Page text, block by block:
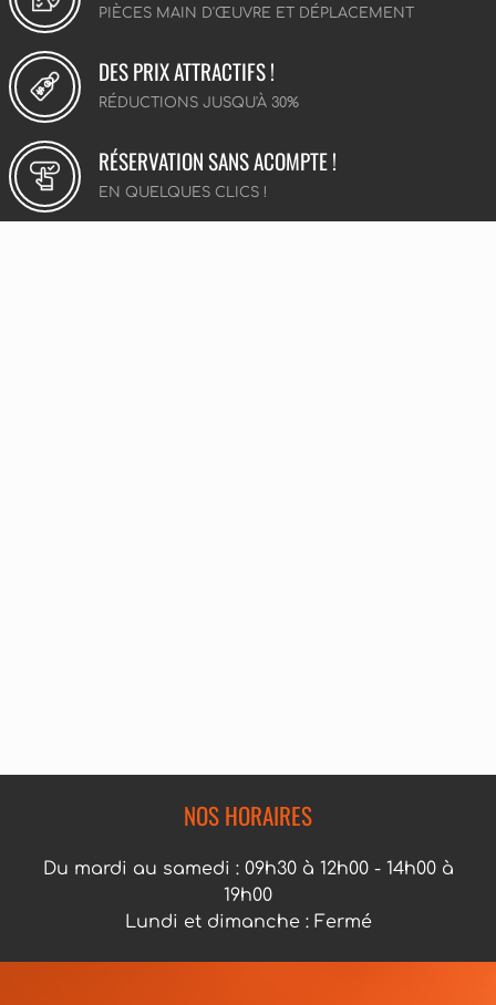
PIÈCES MAIN D'ŒUVRE ET DÉPLACEMENT
DES PRIX ATTRACTIFS !
RÉDUCTIONS JUSQU'À 30%
RÉSERVATION SANS ACOMPTE !
EN QUELQUES CLICS !
NOS HORAIRES
Du mardi au samedi : 09h30 à 12h00 - 14h00 à
19h00
Lundi et dimanche : Fermé